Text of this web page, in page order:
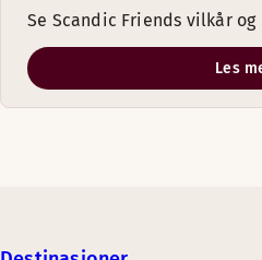
Se Scandic Friends vilkår
Les